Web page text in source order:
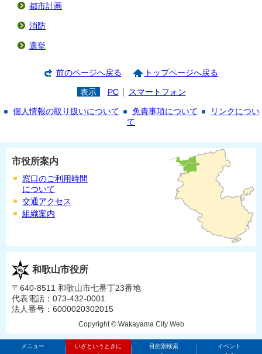
都市計画
消防
選挙
前のページへ戻る トップページへ戻る
表示 PC スマートフォン
個人情報の取り扱いについて 免責事項について
リンクについ
て
メニュー いざというときに 目的別検索 イベント
市役所案内
窓口のご利用時間
について
交通アクセス
組織案内
和歌山市役所
〒640-8511 和歌山市七番丁23番地
代表電話：073-432-0001
法人番号：6000020302015
Copyright © Wakayama City Web